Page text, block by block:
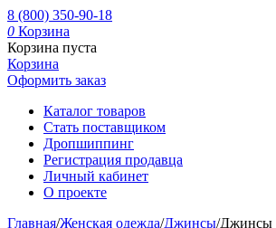
8 (800) 350-90-18
0 Корзина
Корзина пуста
Корзина
Оформить заказ
Каталог товаров
Стать поставщиком
Дропшиппинг
Регистрация продавца
Личный кабинет
О проекте
Главная/Женская одежда/Джинсы/Джинсы